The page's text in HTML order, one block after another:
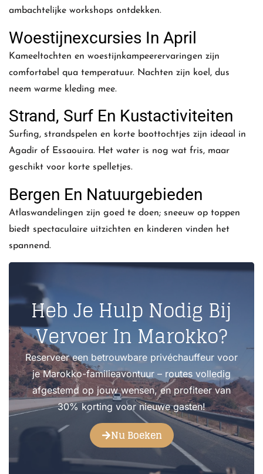
ambachtelijke workshops ontdekken.
Woestijnexcursies In April
Kameeltochten en woestijnkampeerervaringen zijn
comfortabel qua temperatuur. Nachten zijn koel, dus
neem warme kleding mee.
Strand, Surf En Kustactiviteiten
Surfing, strandspelen en korte boottochtjes zijn ideaal in
Agadir of Essaouira. Het water is nog wat fris, maar
geschikt voor korte spelletjes.
Bergen En Natuurgebieden
Atlaswandelingen zijn goed te doen; sneeuw op toppen
biedt spectaculaire uitzichten en kinderen vinden het
spannend.
Heb Je Hulp Nodig Bij
Vervoer In Marokko?
Reserveer een betrouwbare privéchauffeur voor
je Marokko-familieavontuur – routes volledig
afgestemd op jouw wensen, en profiteer van
30% korting voor nieuwe gasten!
Nu Boeken